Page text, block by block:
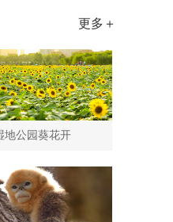
更多＋
地公园葵花开